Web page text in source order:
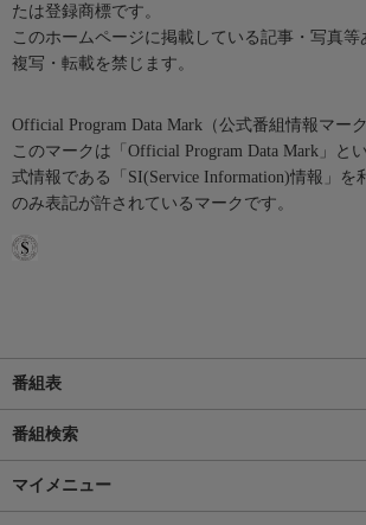
たは登録商標です。
このホームページに掲載している記事・写真
複写・転載を禁じます。
Official Program Data Mark（公式番組情報マーク
このマークは「Official Program Data Mark」と
式情報である「SI(Service Information)情報」を
のみ表記が許されているマークです。
番組表
番組検索
マイメニュー